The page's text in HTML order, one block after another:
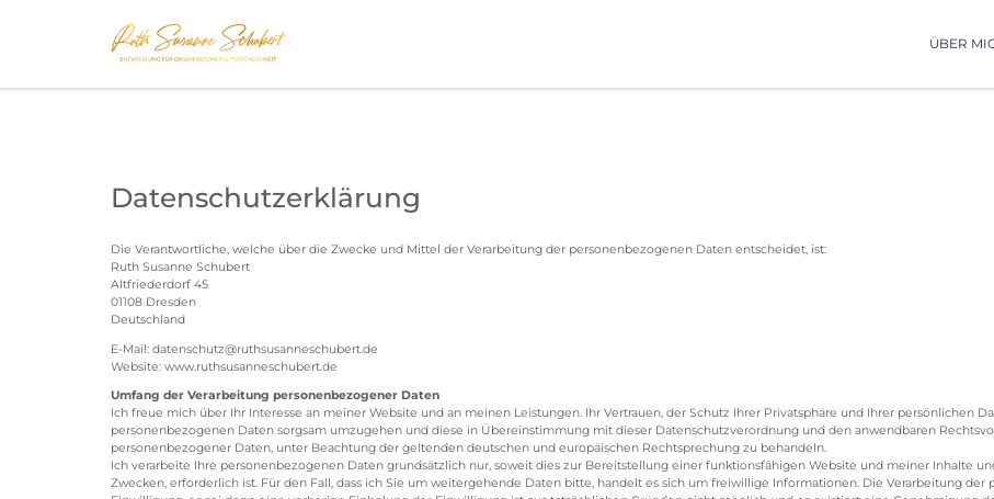
ÜBER
Datenschutzerklärung
Die Verantwortliche, welche über die Zwecke und Mittel der Verarbeitung der personenbezogenen Daten entscheidet, ist:
Ruth Susanne Schubert
Altfriederdorf 45
01108 Dresden
Deutschland
E-Mail: datenschutz@ruthsusanneschubert.de
Website: www.ruthsusanneschubert.de
Umfang der Verarbeitung personenbezogener Daten
Ich freue mich über Ihr Interesse an meiner Website und an meinen Leistungen. Ihr Vertrauen, der Schutz Ihrer Privatsphäre und Ihrer persönlichen
personenbezogenen Daten sorgsam umzugehen und diese in Übereinstimmung mit dieser Datenschutzverordnung und den anwendbaren
personenbezogener Daten, unter Beachtung der geltenden deutschen und europäischen Rechtsprechung zu behandeln.
Ich verarbeite Ihre personenbezogenen Daten grundsätzlich nur, soweit dies zur Bereitstellung einer funktionsfähigen Website und meiner Inhalte
Zwecken, erforderlich ist. Für den Fall, dass ich Sie um weitergehende Daten bitte, handelt es sich um freiwillige Informationen. Die Verarbeitung